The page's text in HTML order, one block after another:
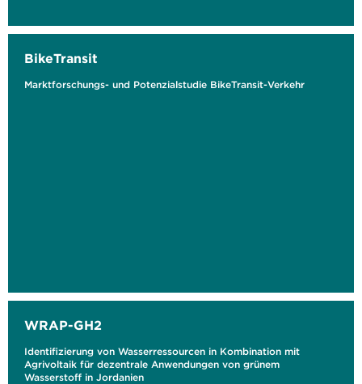
BikeTransit
Marktforschungs- und Potenzialstudie BikeTransit-Verkehr
WRAP-GH2
Identifizierung von Wasserressourcen in Kombination mit
Agrivoltaik für dezentrale Anwendungen von grünem
Wasserstoff in Jordanien